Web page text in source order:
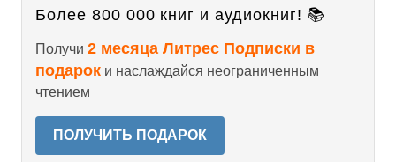
Более 800 000 книг и аудиокниг! 📚
Получи 2 месяца Литрес Подписки в
подарок и наслаждайся неограниченным
чтением
ПОЛУЧИТЬ ПОДАРОК